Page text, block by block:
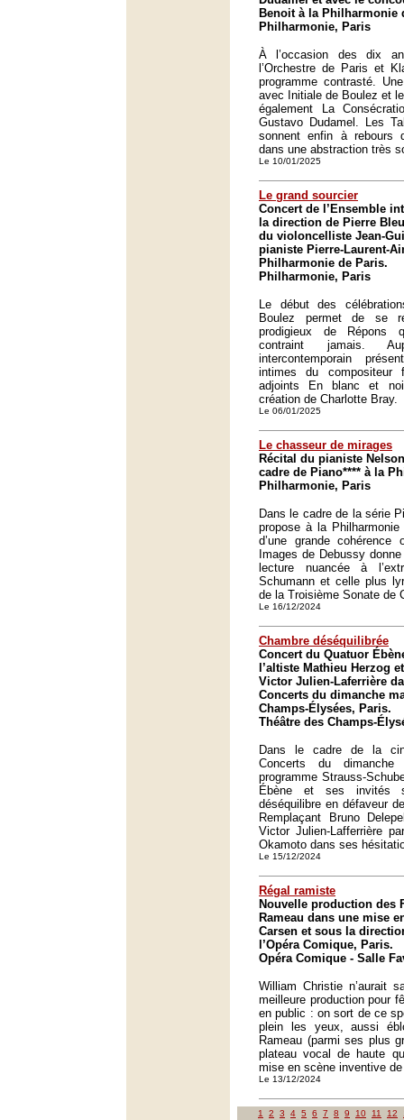
Benoit à la Philharmonie
Philharmonie, Paris
À l’occasion des dix
l’Orchestre de Paris et
programme contrasté.
avec Initiale de Boulez et
également La
Gustavo Dudamel. Les
sonnent enfin à rebours
dans une abstraction très
Le 10/01/2025
Le grand sourcier
Concert de l’Ensemble
la direction de Pierre
du violoncelliste Jean-
pianiste Pierre-Laurent-
Philharmonie de Paris.
Philharmonie, Paris
Le début des
Boulez permet de se
prodigieux de Répons
contraint jamais.
intercontemporain
intimes du compositeur
adjoints En blanc et
création de Charlotte Bray.
Le 06/01/2025
Le chasseur de mirages
Récital du pianiste
cadre de Piano**** à la
Philharmonie, Paris
Dans le cadre de la série
propose à la
d’une grande
Images de Debussy
lecture nuancée à
Schumann et celle plus
de la Troisième Sonate de
Le 16/12/2024
Chambre déséquilibrée
Concert du Quatuor
l’altiste Mathieu Herzog
Victor Julien-Laferrière
Concerts du dimanche
Champs-Élysées, Paris.
Théâtre des Champs-
Dans le cadre de la
Concerts du
programme Strauss-
Ébène et ses invités
déséquilibre en défaveur
Remplaçant Bruno
Victor Julien-Lafferrière
Okamoto dans ses
Le 15/12/2024
Régal ramiste
Nouvelle production des
Rameau dans une mise
Carsen et sous la
l’Opéra Comique, Paris.
Opéra Comique - Salle
William Christie n’aurait
meilleure production pour
en public : on sort de ce
plein les yeux, aussi
Rameau (parmi ses plus
plateau vocal de haute
mise en scène inventive
Le 13/12/2024
1 2 3 4 5 6 7 8 9 10 11 12